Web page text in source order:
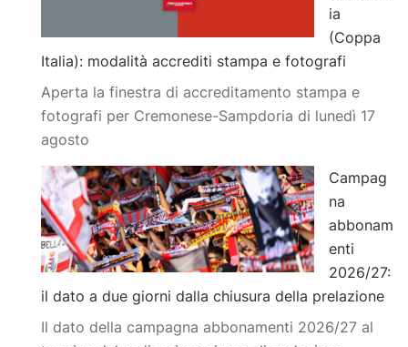
ia
(Coppa
Italia): modalità accrediti stampa e fotografi
Aperta la finestra di accreditamento stampa e
fotografi per Cremonese-Sampdoria di lunedì 17
agosto
Campag
na
abbonam
enti
2026/27:
il dato a due giorni dalla chiusura della prelazione
Il dato della campagna abbonamenti 2026/27 al